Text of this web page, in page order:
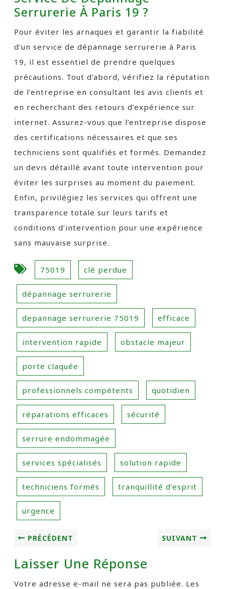
Serrurerie À Paris 19 ?
Pour éviter les arnaques et garantir la fiabilité
d’un service de dépannage serrurerie à Paris
19, il est essentiel de prendre quelques
précautions. Tout d’abord, vérifiez la réputation
de l’entreprise en consultant les avis clients et
en recherchant des retours d’expérience sur
internet. Assurez-vous que l’entreprise dispose
des certifications nécessaires et que ses
techniciens sont qualifiés et formés. Demandez
un devis détaillé avant toute intervention pour
éviter les surprises au moment du paiement.
Enfin, privilégiez les services qui offrent une
transparence totale sur leurs tarifs et
conditions d’intervention pour une expérience
sans mauvaise surprise.
75019 clé perdue
dépannage serrurerie
depannage serrurerie 75019 efficace
intervention rapide obstacle majeur
porte claquée
professionnels compétents quotidien
réparations efficaces sécurité
serrure endommagée
services spécialisés solution rapide
techniciens formés tranquillité d'esprit
urgence
PRÉCÉDENT SUIVANT
Laisser Une Réponse
Votre adresse e-mail ne sera pas publiée. Les